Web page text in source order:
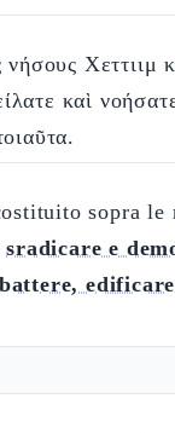
νήσους Χεττιιμ
καὶ
sopra le
sradicare e